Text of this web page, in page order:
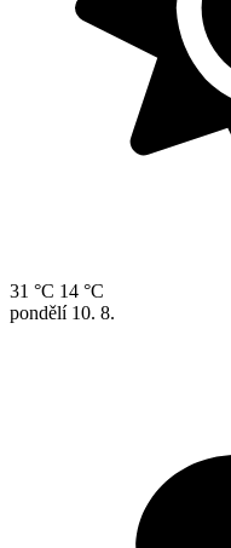
31 °C 14 °C
pondělí 10. 8.